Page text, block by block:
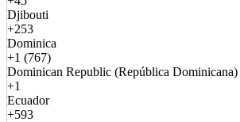
Djibouti
+253
Dominica
+1 (767)
Dominican Republic (República Dominicana)
+1
Ecuador
+593